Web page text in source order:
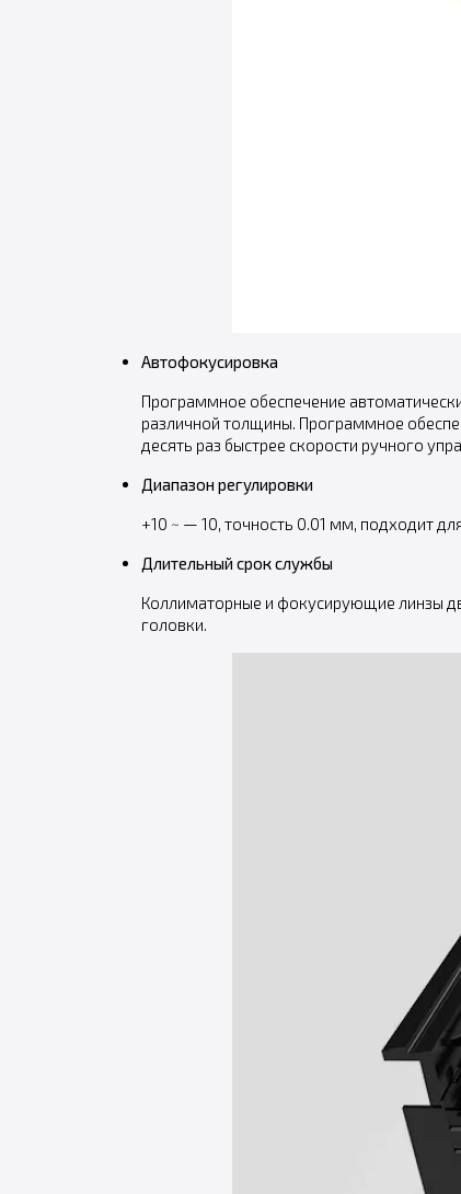
Автофокусировка
Программное обеспечение
различной толщины. Программное
десять раз быстрее скорости ручного
Диапазон регулировки
+10 ~ — 10, точность 0.01 мм, подходит
Длительный срок службы
Коллиматорные и фокусирующие линзы
головки.